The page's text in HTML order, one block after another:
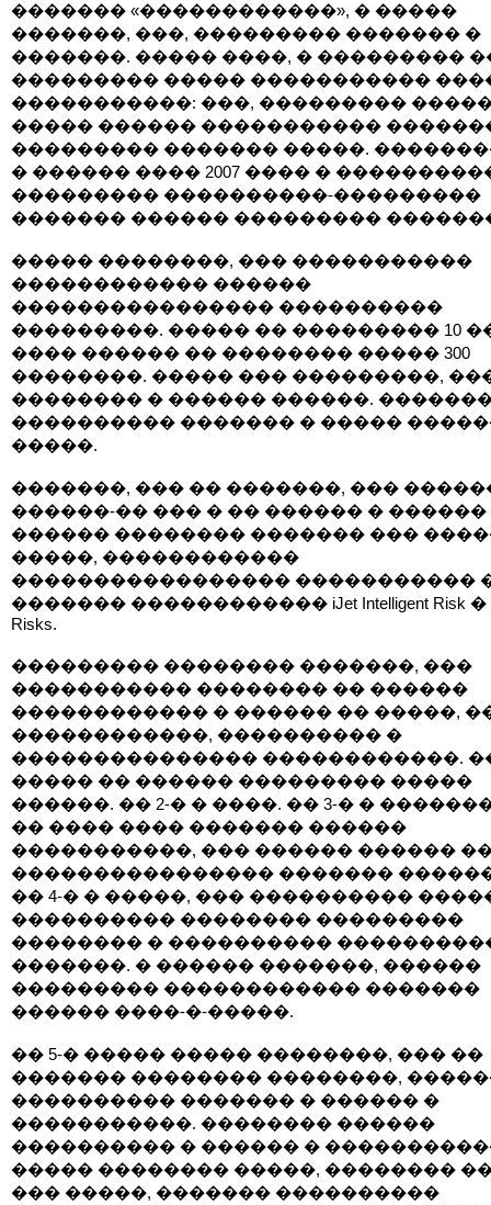
������� «������������», � �����
�������, ���, ��������� ������� �
�������. ����� ����, � ���������
��������� ����� �����������
�����������: ���, ���������
����� ������ �����������
��������� ������� �����.
� ������ ���� 2007 ���� �
��������� ����������-���������
������� ������ ���������
����� ��������, ��� �����������
������������ ������
���������������� ����������
���������. ����� �� ��������� 10
���� ������ �� �������� ����� 300
��������. ����� ��� ���������,
�������� � ������ ������.
���������� ������� � �����
�����.
�������, ��� �� �������, ���
������-�� ��� � �� ������ � ������
������ �������� ������� ���
�����, ������������
����������������� �����������
������� ������������ iJet Intelligent Risk �
Risks.
��������� �������� �������, ���
����������� �������� �� ������
������������ � ������ �� �����,
������������, ���������� �
��������������� ������������.
����� �� ������ ��������� �����
������. �� 2-� � ����. �� 3-� �
�� ���� ���� ������� ������
�����������, ��� ������ ������
���������������� �������
�� 4-� � �����, ��� ����������
���������� �������� ���������
�������� � ����������
�������. � ������ �������, ������
��������� ������������ �������
������ ����-�-�����.
�� 5-� ����� ����� ��������, ��� ��
������� �������� ��������,
���������� ������� � ������ �
�����������. �������� ������
���������� � ������ �
����� �������� �����, ��������
��� �����, ������� ����������